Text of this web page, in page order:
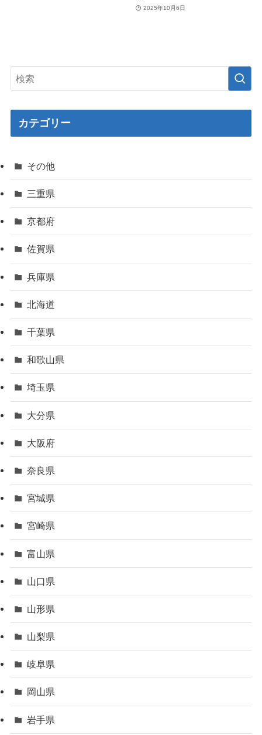
2025年10月6日
カテゴリー
その他
三重県
京都府
佐賀県
兵庫県
北海道
千葉県
和歌山県
埼玉県
大分県
大阪府
奈良県
宮城県
宮崎県
富山県
山口県
山形県
山梨県
岐阜県
岡山県
岩手県